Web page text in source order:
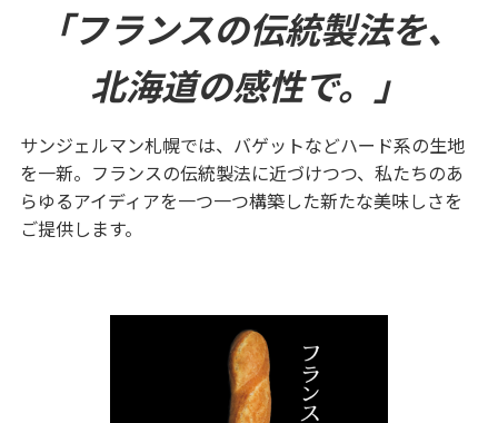
「フランスの伝統製法を、
北海道の感性で。」
サンジェルマン札幌では、バゲットなどハード系の生地
を一新。フランスの伝統製法に近づけつつ、私たちのあ
らゆるアイディアを一つ一つ構築した新たな美味しさを
ご提供します。